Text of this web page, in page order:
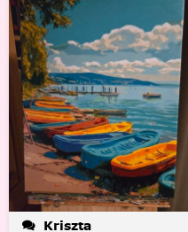
Kriszta